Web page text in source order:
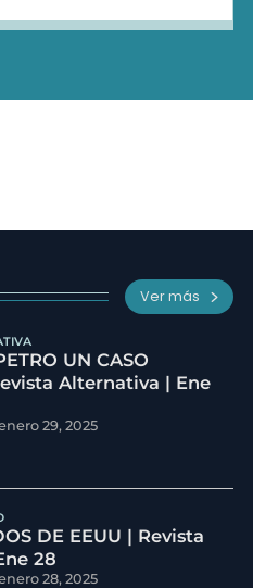
Ver más
UN CASO
Alternativa | Ene
29, 2025
DE EEUU | Revista
28
28, 2025